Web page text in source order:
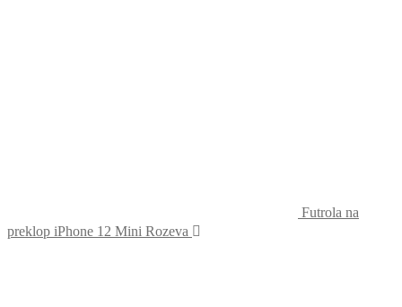
Futrola na
preklop iPhone 12 Mini Rozeva